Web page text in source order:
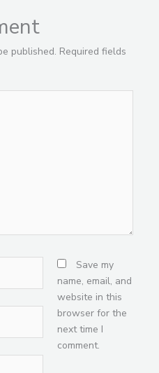
published. Required fields
Save my
name, email, and
website in this
browser for the
next time I
comment.